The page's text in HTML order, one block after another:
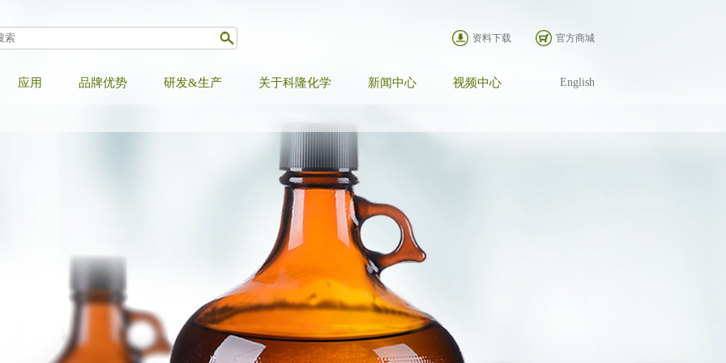
资料下载 官方商城
应用 品牌优势 研发&生产 关于科隆化学 新闻中心 视频中心 English